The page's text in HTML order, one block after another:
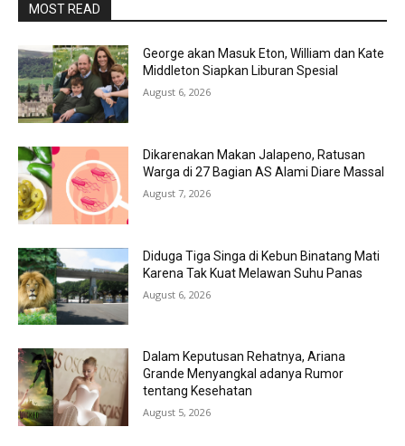
MOST READ
George akan Masuk Eton, William dan Kate
Middleton Siapkan Liburan Spesial
August 6, 2026
Dikarenakan Makan Jalapeno, Ratusan
Warga di 27 Bagian AS Alami Diare Massal
August 7, 2026
Diduga Tiga Singa di Kebun Binatang Mati
Karena Tak Kuat Melawan Suhu Panas
August 6, 2026
Dalam Keputusan Rehatnya, Ariana
Grande Menyangkal adanya Rumor
tentang Kesehatan
August 5, 2026